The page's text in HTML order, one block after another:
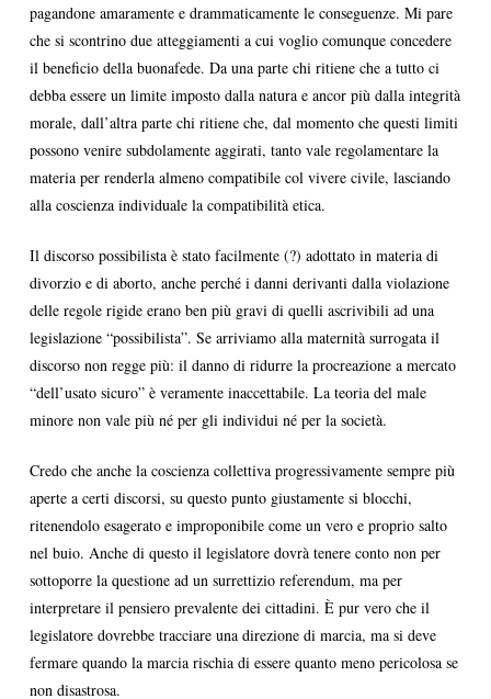
pagandone amaramente e drammaticamente le conseguenze. Mi pare
che si scontrino due atteggiamenti a cui voglio comunque concedere
il beneficio della buonafede. Da una parte chi ritiene che a tutto ci
debba essere un limite imposto dalla natura e ancor più dalla integrità
morale, dall’altra parte chi ritiene che, dal momento che questi limiti
possono venire subdolamente aggirati, tanto vale regolamentare la
materia per renderla almeno compatibile col vivere civile, lasciando
alla coscienza individuale la compatibilità etica.
Il discorso possibilista è stato facilmente (?) adottato in materia di
divorzio e di aborto, anche perché i danni derivanti dalla violazione
delle regole rigide erano ben più gravi di quelli ascrivibili ad una
legislazione “possibilista”. Se arriviamo alla maternità surrogata il
discorso non regge più: il danno di ridurre la procreazione a mercato
“dell’usato sicuro” è veramente inaccettabile. La teoria del male
minore non vale più né per gli individui né per la società.
Credo che anche la coscienza collettiva progressivamente sempre più
aperte a certi discorsi, su questo punto giustamente si blocchi,
ritenendolo esagerato e improponibile come un vero e proprio salto
nel buio. Anche di questo il legislatore dovrà tenere conto non per
sottoporre la questione ad un surrettizio referendum, ma per
interpretare il pensiero prevalente dei cittadini. È pur vero che il
legislatore dovrebbe tracciare una direzione di marcia, ma si deve
fermare quando la marcia rischia di essere quanto meno pericolosa se
non disastrosa.